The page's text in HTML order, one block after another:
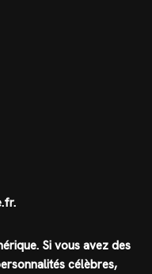
Si vous avez des
célèbres,